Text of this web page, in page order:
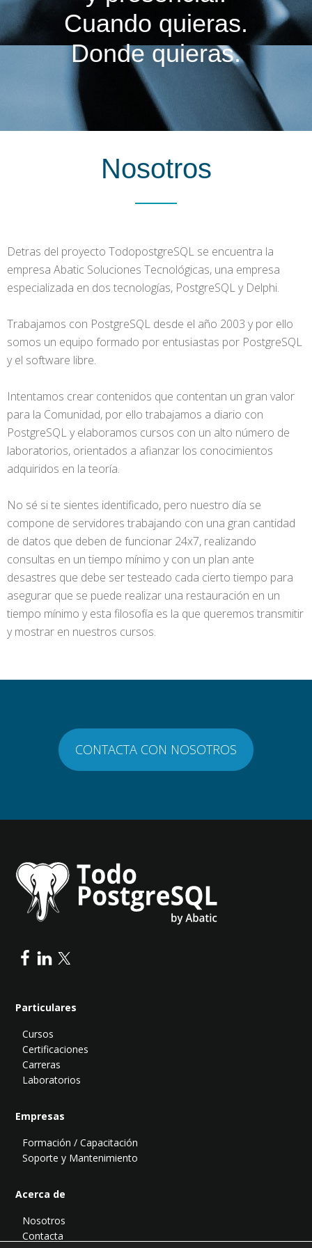
Cuando quieras.
Donde quieras.
Nosotros
Detras del proyecto TodopostgreSQL se encuentra la
empresa Abatic Soluciones Tecnológicas, una empresa
especializada en dos tecnologías, PostgreSQL y Delphi.
Trabajamos con PostgreSQL desde el año 2003 y por ello
somos un equipo formado por entusiastas por PostgreSQL
y el software libre.
Intentamos crear contenidos que contentan un gran valor
para la Comunidad, por ello trabajamos a diario con
PostgreSQL y elaboramos cursos con un alto número de
laboratorios, orientados a afianzar los conocimientos
adquiridos en la teoría.
No sé si te sientes identificado, pero nuestro día se
compone de servidores trabajando con una gran cantidad
de datos que deben de funcionar 24x7, realizando
consultas en un tiempo mínimo y con un plan ante
desastres que debe ser testeado cada cierto tiempo para
asegurar que se puede realizar una restauración en un
tiempo mínimo y esta filosofía es la que queremos transmitir
y mostrar en nuestros cursos.
CONTACTA CON NOSOTROS
Particulares
Cursos
Certificaciones
Carreras
Laboratorios
Empresas
Formación / Capacitación
Soporte y Mantenimiento
Acerca de
Nosotros
Contacta